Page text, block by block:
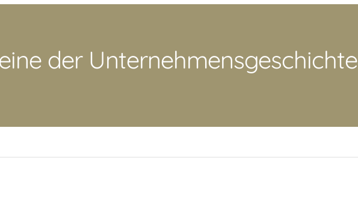
der Unternehmensgeschichte